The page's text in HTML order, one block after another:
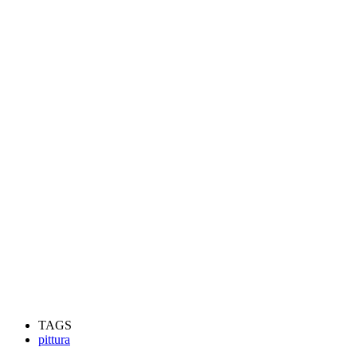
TAGS
pittura